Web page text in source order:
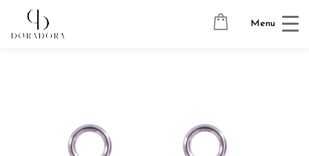
Menu
Avaleht Kõrvarõngaste ripatsid
SUN